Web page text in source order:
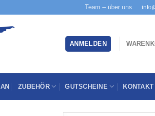
Team – über uns
ANMELDEN
ZUBEHÖR GUTSCHEINE KONTAKT